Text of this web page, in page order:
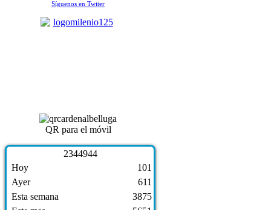
Síguenos en Twiter
QR para el móvil
2344944
Hoy
Ayer
Esta semana
101
611
3875